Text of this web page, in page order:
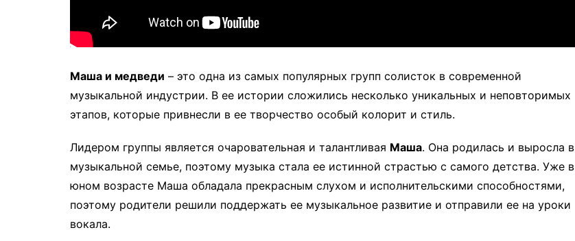
Маша и медведи – это одна из самых популярных групп солисток в современной
музыкальной индустрии. В ее истории сложились несколько уникальных и неповторимых
этапов, которые привнесли в ее творчество особый колорит и стиль.
Лидером группы является очаровательная и талантливая Маша. Она родилась и выросла в
музыкальной семье, поэтому музыка стала ее истинной страстью с самого детства. Уже в
юном возрасте Маша обладала прекрасным слухом и исполнительскими способностями,
поэтому родители решили поддержать ее музыкальное развитие и отправили ее на уроки
вокала.